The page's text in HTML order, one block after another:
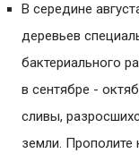
В середине
деревьев
бактериального
в сентябре -
сливы,
земли. Прополите